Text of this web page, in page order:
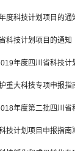
度科技计划项目的通
科技计划项目的通知
年度四川省科技计
重大科技专项申报指
年度第二批四川省
技计划项目申报指南